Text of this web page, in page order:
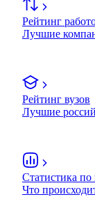
Рейтинг
Лучшие
Рейтинг вузов
Лучшие
Статистика по
Что